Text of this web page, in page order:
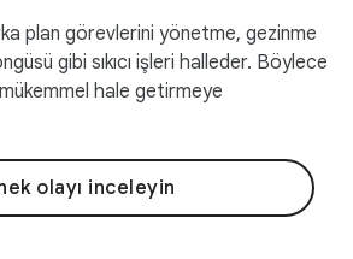
plan görevlerini yönetme, gezinme
gibi sıkıcı işleri halleder. Böylece
mükemmel hale getirmeye
olayı inceleyin